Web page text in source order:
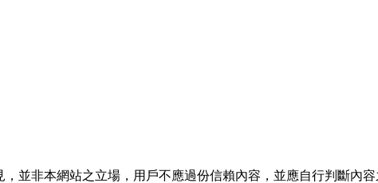
並非本網站之立場，用戶不應過份信賴內容，並應自行判斷內